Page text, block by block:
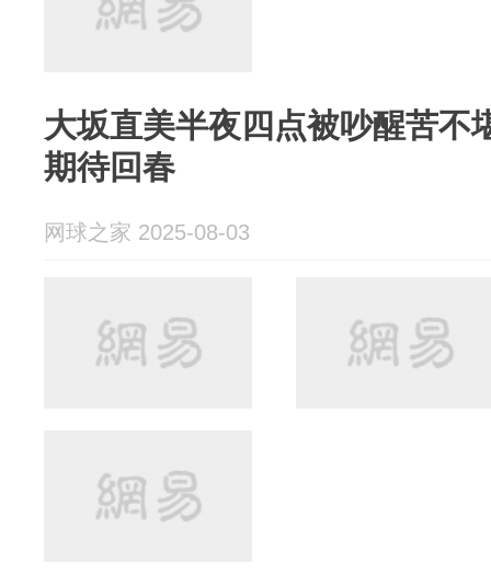
大坂直美半夜四点被吵醒苦不
期待回春
网球之家 2025-08-03